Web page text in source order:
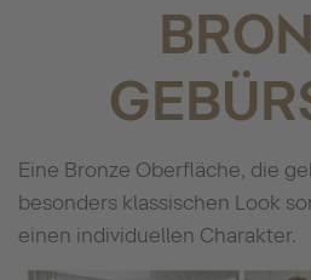
Eine Bronze Oberfläche, die
besonders klassischen Look
einen individuellen Charakter.